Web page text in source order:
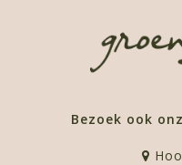
Bezoek ook